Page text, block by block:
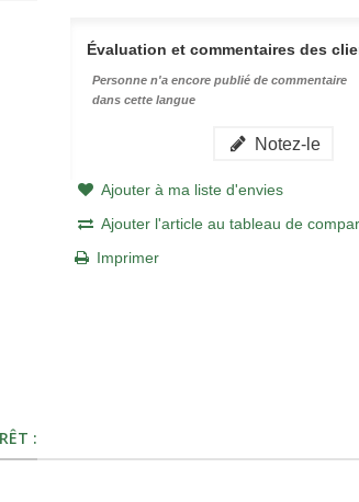
Évaluation et commentaires des
Personne n'a encore publié de commentaire
dans cette langue
Notez-le
Ajouter à ma liste d'envies
Ajouter l'article au tableau de
Imprimer
: